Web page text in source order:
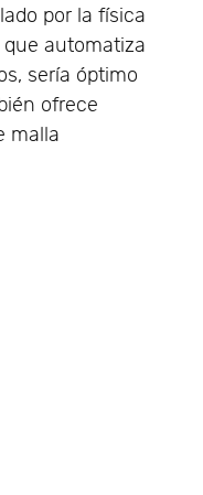
por la física
automatiza
sería óptimo
ofrece
malla